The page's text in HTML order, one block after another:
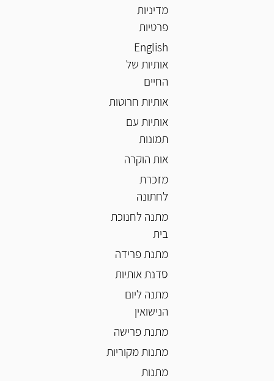
מדיניות
פרטיות
English
אותיות של
החיים
אותיות חרוטות
אותיות עם
תמונות
אות הוקרה
מזכרת
לחתונה
מתנה לחנוכת
בית
מתנת פרידה
סדנת אותיות
מתנה ליום
הנישואין
מתנת פרישה
מתנות מקוריות
מתנות